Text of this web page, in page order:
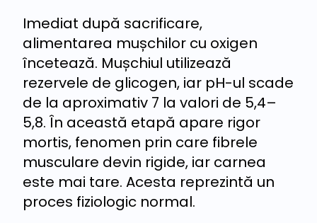
Imediat după sacrificare,
alimentarea mușchilor cu oxigen
încetează. Mușchiul utilizează
rezervele de glicogen, iar pH-ul scade
de la aproximativ 7 la valori de 5,4–
5,8. În această etapă apare rigor
mortis, fenomen prin care fibrele
musculare devin rigide, iar carnea
este mai tare. Acesta reprezintă un
proces fiziologic normal.